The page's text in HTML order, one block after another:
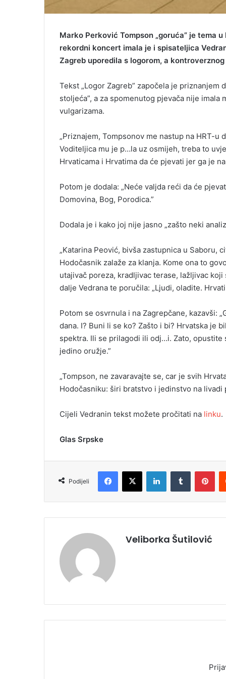
Marko Perković Tompson „goruća” je tema
rekordni koncert imala je i spisateljica
Zagreb uporedila s logorom, a
Tekst „Logor Zagreb” započela je priznanjem
stoljeća”, a za spomenutog pjevača nije
vulgarizama.
„Priznajem, Tompsonov me nastup na HRT-
Voditeljica mu je p…la uz osmijeh, treba to
Hrvaticama i Hrvatima da će pjevati jer ga je
Potom je dodala: „Neće valjda reći da će
Domovina, Bog, Porodica.”
Dodala je i kako joj nije jasno „zašto neki
„Katarina Peović, bivša zastupnica u Saboru,
Hodočasnik zalaže za klanja. Kome ona to
utajivač poreza, kradljivac terase, lažljivac
dalje Vedrana te poručila: „Ljudi, oladite.
Potom se osvrnula i na Zagrepčane, kazavši:
dana. I? Buni li se ko? Zašto i bi? Hrvatska je
spektra. Ili se prilagodi ili odj…i. Zato,
jedino oružje.”
„Tompson, ne zavaravajte se, car je svih
Hodočasniku: širi bratstvo i jedinstvo na livadi
Cijeli Vedranin tekst možete pročitati na linku.
Glas Srpske
Podijeli
Veliborka Šutilović